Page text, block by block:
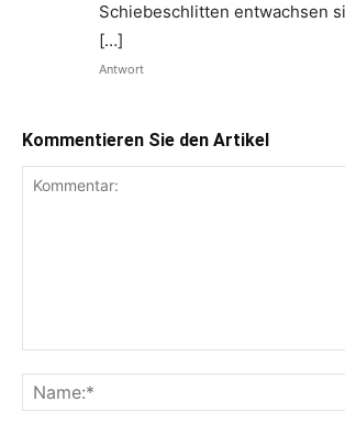
Schiebeschlitten entwachsen
[…]
Antwort
Kommentieren Sie den Artikel